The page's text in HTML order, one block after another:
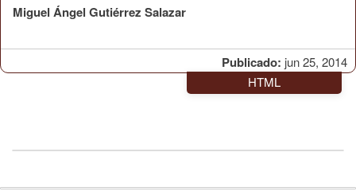
Publicado: jun 25, 2014
Miguel Ángel Gutiérrez Salazar
HTML